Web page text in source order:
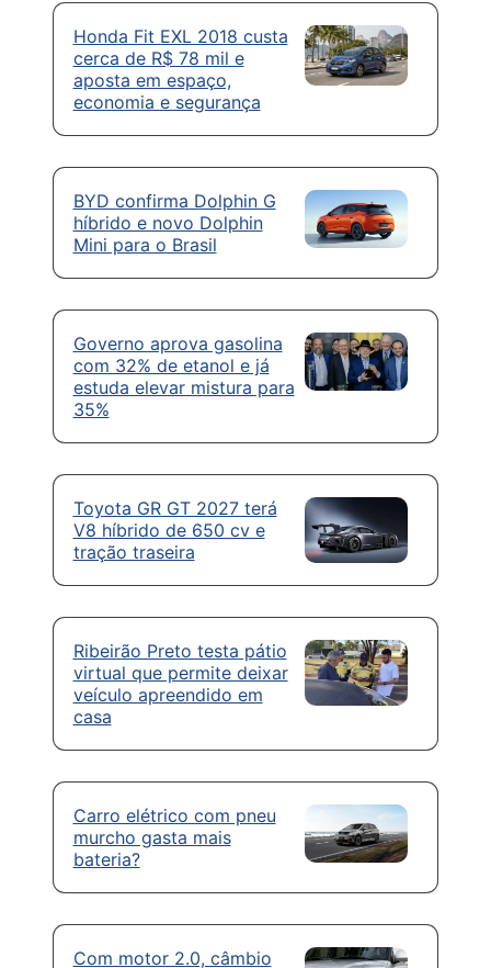
Honda Fit EXL 2018 custa
cerca de R$ 78 mil e
aposta em espaço,
economia e segurança
BYD confirma Dolphin G
híbrido e novo Dolphin
Mini para o Brasil
Governo aprova gasolina
com 32% de etanol e já
estuda elevar mistura para
35%
Toyota GR GT 2027 terá
V8 híbrido de 650 cv e
tração traseira
Ribeirão Preto testa pátio
virtual que permite deixar
veículo apreendido em
casa
Carro elétrico com pneu
murcho gasta mais
bateria?
Com motor 2.0, câmbio